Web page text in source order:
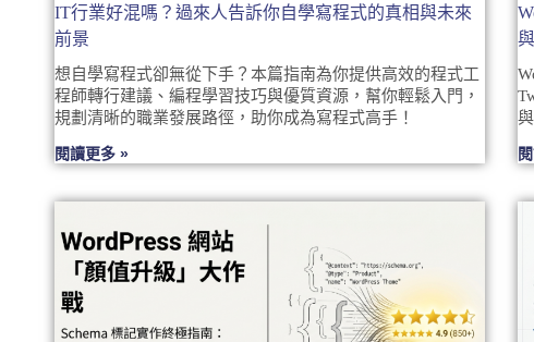
IT行業好混嗎？過來人告訴你自學寫程式的真相與未來
前景
想自學寫程式卻無從下手？本篇指南為你提供高效的程式工
程師轉行建議、編程學習技巧與優質資源，幫你輕鬆入門，
規劃清晰的職業發展路徑，助你成為寫程式高手！
閱讀更多 »